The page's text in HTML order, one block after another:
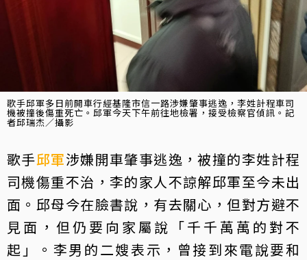
歌手邱軍多日前開車行經基隆市信一路涉嫌肇事逃逸，李姓計程車司
機被撞後傷重死亡。邱軍今天下午前往地檢署，接受檢察官偵訊。記
者邱瑞杰／攝影
歌手邱軍涉嫌開車肇事逃逸，被撞的李姓計程
司機傷重不治，李的家人不諒解邱軍至今未出
面。邱母今在臉書說，有去關心，但對方避不
見面，但仍要向家屬說「千千萬萬的對不
起」。李男的二嫂表示，曾接到來電說要和